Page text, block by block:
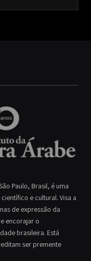
Paulo, Brasil, é uma
e cultural. Visa a
de expressão da
encorajar o
brasileira. Está
ser premente